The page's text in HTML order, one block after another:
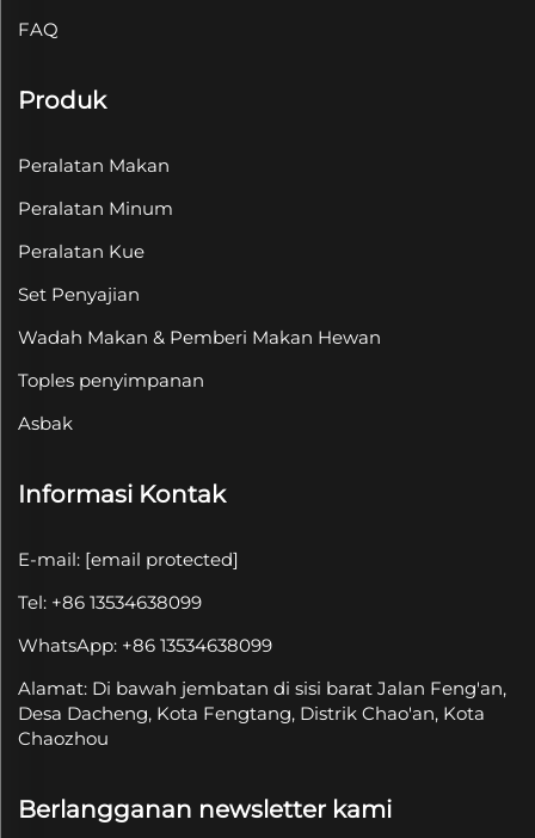
FAQ
Produk
Peralatan Makan
Peralatan Minum
Peralatan Kue
Set Penyajian
Wadah Makan & Pemberi Makan Hewan
Toples penyimpanan
Asbak
Informasi Kontak
E-mail: [email protected]
Tel: +86 13534638099
WhatsApp: +86 13534638099
Alamat: Di bawah jembatan di sisi barat Jalan Feng'an,
Desa Dacheng, Kota Fengtang, Distrik Chao'an, Kota
Chaozhou
Berlangganan newsletter kami